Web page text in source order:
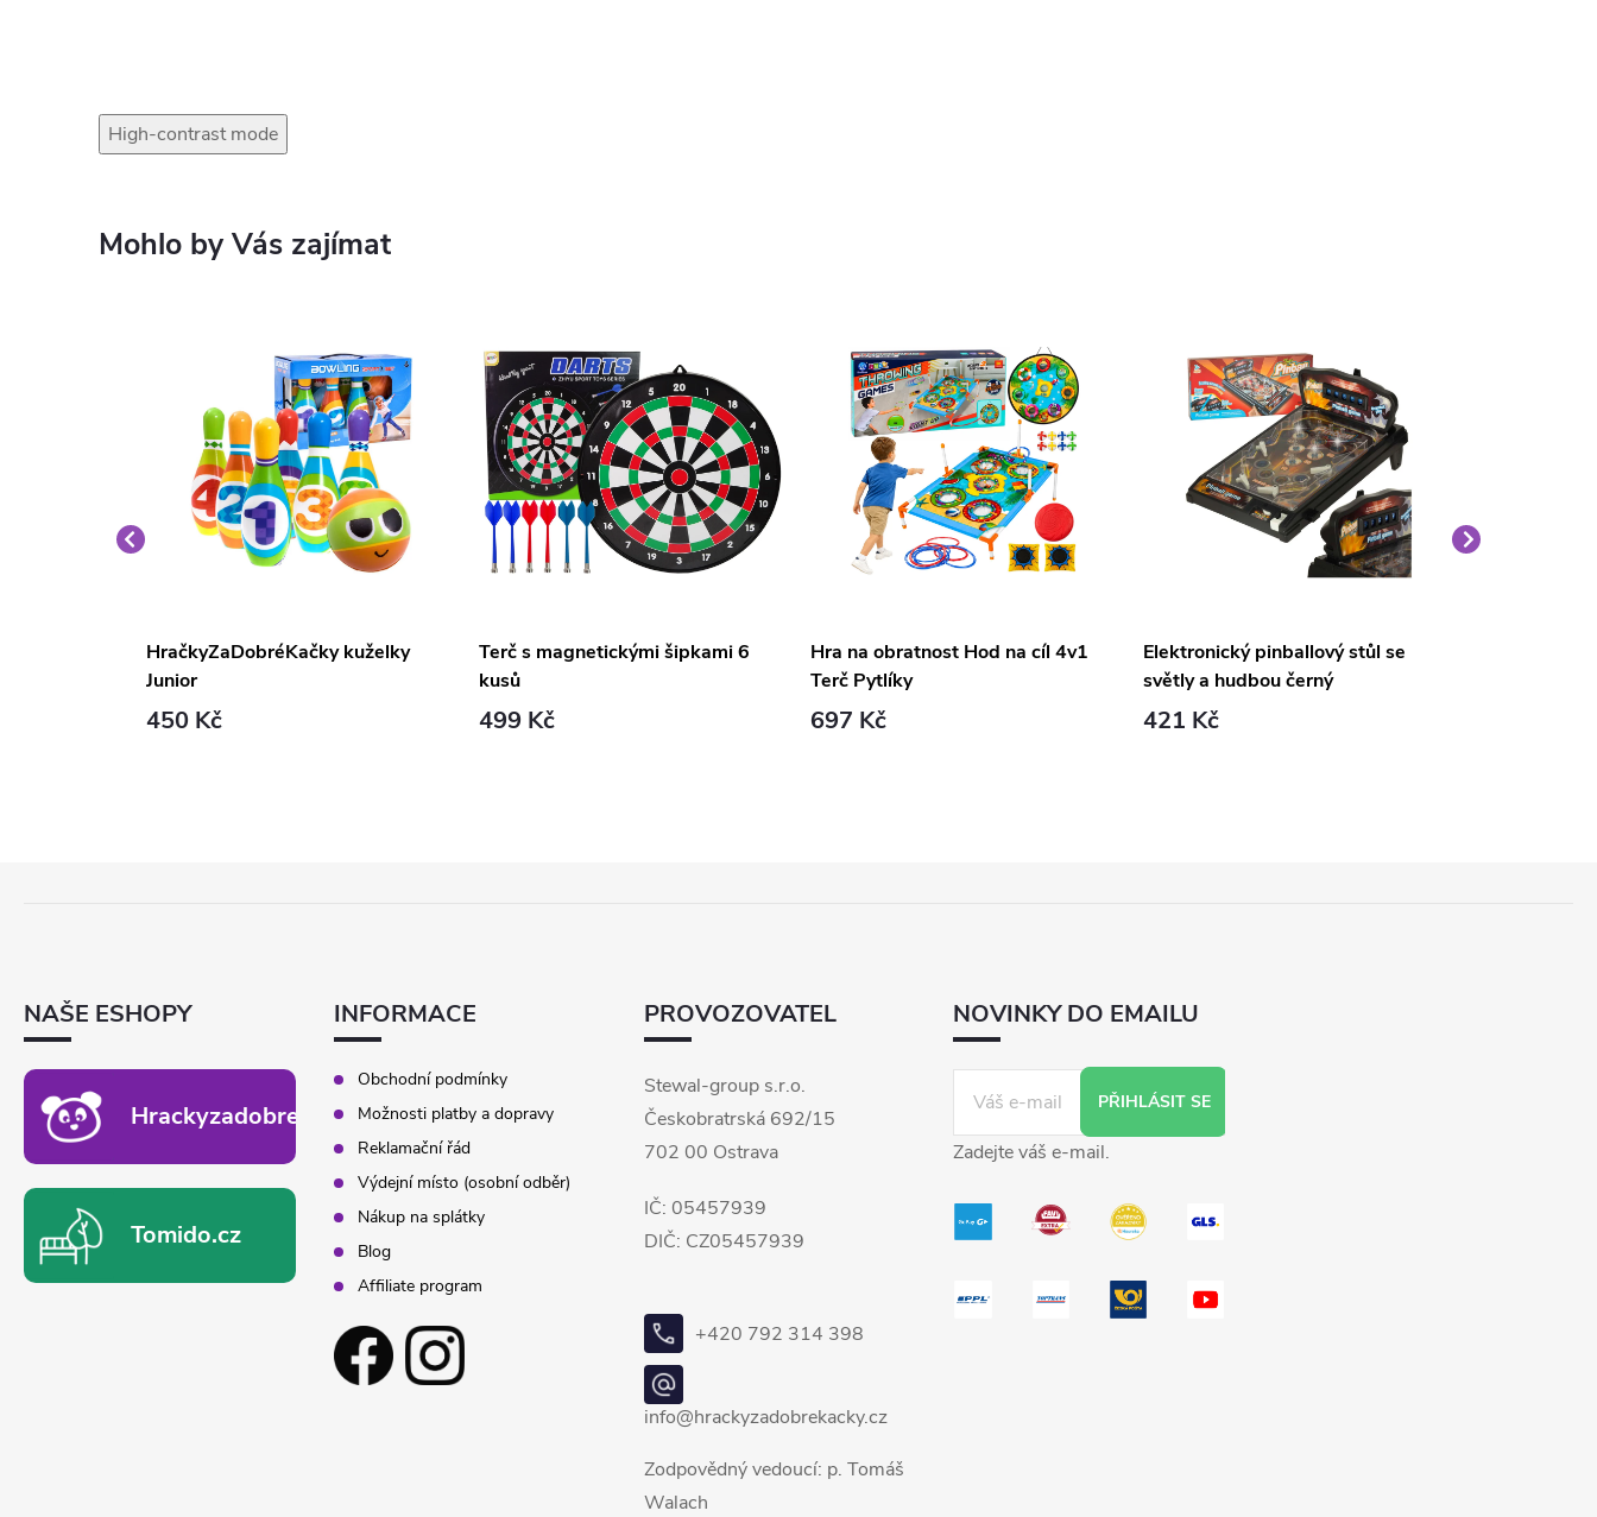
High-contrast mode
HračkyZaDobréKačky kuželky
Junior
450 Kč
Terč s magnetickými šipkami 6
kusů
499 Kč
Hra na obratnost Hod na cíl 4v1
Terč Pytlíky
697 Kč
Elektronický pinballový stůl se
světly a hudbou černý
421 Kč
NAŠE ESHOPY
Hrackyzadobrekacky.cz
Tomido.cz
INFORMACE
Obchodní podmínky
Možnosti platby a dopravy
Reklamační řád
Výdejní místo (osobní odběr)
Nákup na splátky
Blog
Affiliate program
PROVOZOVATEL
Stewal-group s.r.o.
Českobratrská 692/15
702 00 Ostrava
IČ: 05457939
DIČ: CZ05457939
+420 792 314 398
info@hrackyzadobrekacky.cz
Zodpovědný vedoucí: p. Tomáš
Walach
NOVINKY DO EMAILU
PŘIHLÁSIT SE
Zadejte váš e-mail.